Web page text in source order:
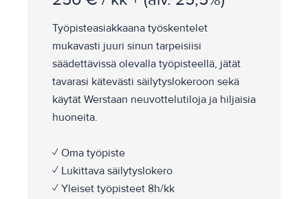
Työpisteasiakkaana työskentelet
mukavasti juuri sinun tarpeisiisi
säädettävissä olevalla työpisteellä, jätät
tavarasi kätevästi säilytyslokeroon sekä
käytät Werstaan neuvottelutiloja ja hiljaisia
huoneita.
✓ Oma työpiste
✓ Lukittava säilytyslokero
✓ Yleiset työpisteet 8h/kk